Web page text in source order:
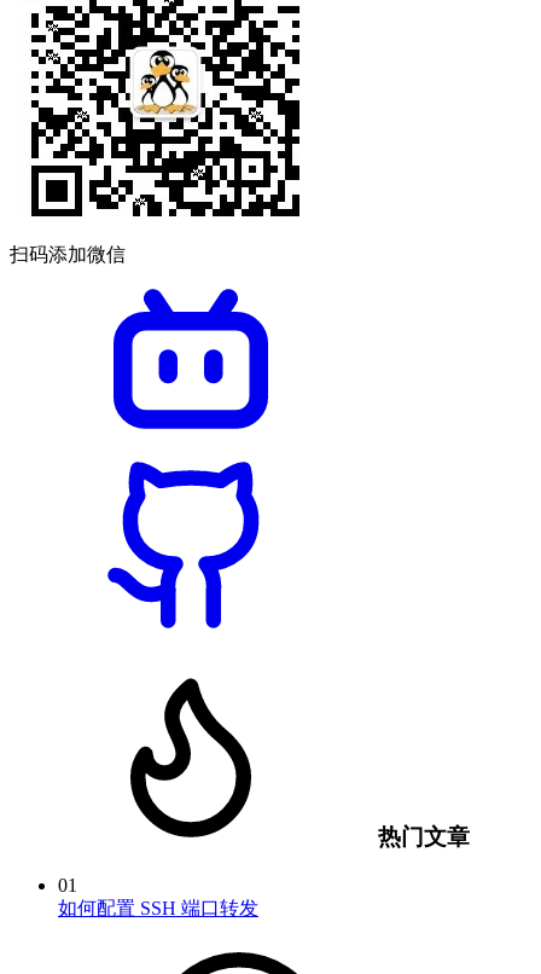
扫码添加微信
热门文章
01
如何配置 SSH 端口转发